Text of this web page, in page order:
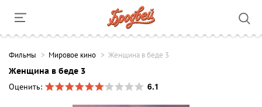
Фильмы Мировое кино Женщина в беде 3
Женщина в беде 3
Оценить:
6.1